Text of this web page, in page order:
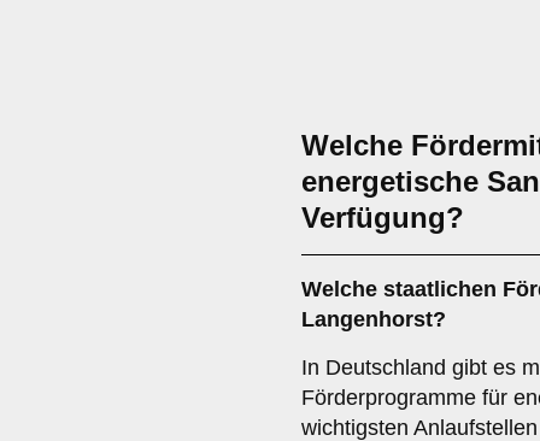
Welche
energetische
Verfügung?
Welche staatlichen
Langenhorst?
In Deutschland gibt es
Förderprogramme für
wichtigsten